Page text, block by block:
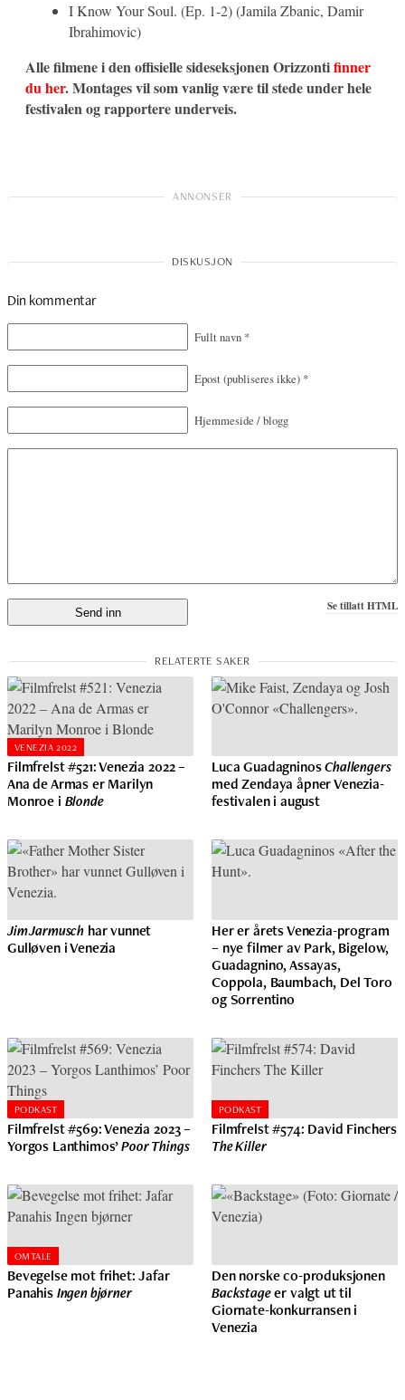
I Know Your Soul. (Ep. 1-2) (Jamila Zbanic, Damir
Ibrahimovic)
Alle filmene i den offisielle sideseksjonen Orizzontifinner
du her. Montages vil som vanlig være til stede under hele
festivalen og rapportere underveis.
Din kommentar
Fullt navn *
Epost(publiseres ikke) *
Hjemmeside / blogg
Se tillatt HTML
VENEZIA 2022
Filmfrelst #521: Venezia 2022 –
Ana de Armas er Marilyn
Monroe i Blonde
Luca GuadagninosChallengers
med Zendaya åpner Venezia-
festivalen i august
Jim Jarmusch har vunnet
Gulløven i Venezia
Her er årets Venezia-program
– nye filmer av Park, Bigelow,
Guadagnino, Assayas,
Coppola, Baumbach, Del Toro
og Sorrentino
PODKAST
Filmfrelst #569: Venezia 2023 –
Yorgos Lanthimos’Poor Things
PODKAST
Filmfrelst #574: David Finchers
The Killer
OMTALE
Bevegelse mot frihet: Jafar
PanahisIngen bjørner
Den norske co-produksjonen
Backstageer valgt ut til
Giornate-konkurransen i
Venezia